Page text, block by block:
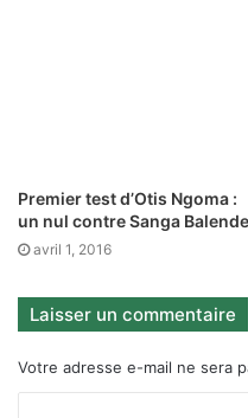
Premier test d’Otis Ngoma :
un nul contre Sanga Balende
avril 1, 2016
Laisser un commentaire
Votre adresse e-mail ne sera